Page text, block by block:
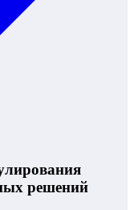
решений